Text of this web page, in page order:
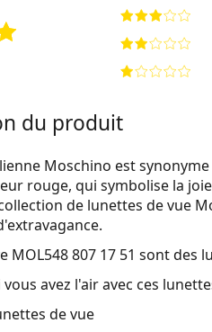
du produit
Moschino est
rouge, qui symbolise la
de lunettes de vue
MOL548 807 17 51 sont des
avez l'air avec ces
de vue